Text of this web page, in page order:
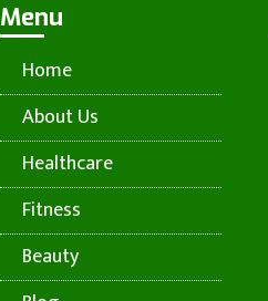
Menu
Home
About Us
Healthcare
Fitness
Beauty